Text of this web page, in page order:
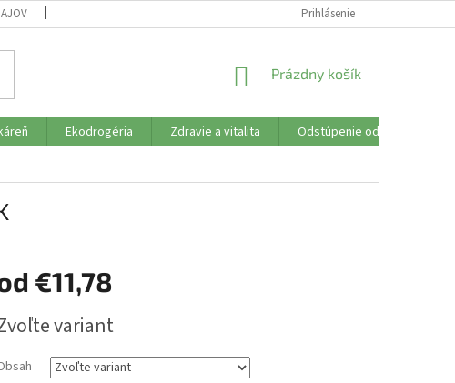
DOPRAVA PLATBA
Prihlásenie
NÁKUPNÝ
Prázdny košík
Ekodrogéria Zdravie a vitalita
Odstúpenie od zmluvy
€11,78
variant